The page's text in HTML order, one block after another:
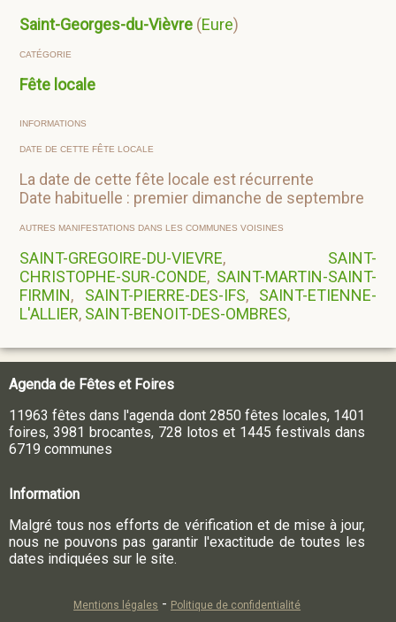
Saint-Georges-du-Vièvre (Eure)
CATÉGORIE
Fête locale
INFORMATIONS
DATE DE CETTE FÊTE LOCALE
La date de cette fête locale est récurrente
Date habituelle : premier dimanche de septembre
AUTRES MANIFESTATIONS DANS LES COMMUNES VOISINES
SAINT-GREGOIRE-DU-VIEVRE, SAINT-
CHRISTOPHE-SUR-CONDE, SAINT-MARTIN-SAINT-
FIRMIN, SAINT-PIERRE-DES-IFS, SAINT-ETIENNE-
L'ALLIER, SAINT-BENOIT-DES-OMBRES,
Agenda de Fêtes et Foires
11963 fêtes dans l'agenda dont 2850 fêtes locales, 1401
foires, 3981 brocantes, 728 lotos et 1445 festivals dans
6719 communes
Information
Malgré tous nos efforts de vérification et de mise à jour,
nous ne pouvons pas garantir l'exactitude de toutes les
dates indiquées sur le site.
Mentions légales - Politique de confidentialité